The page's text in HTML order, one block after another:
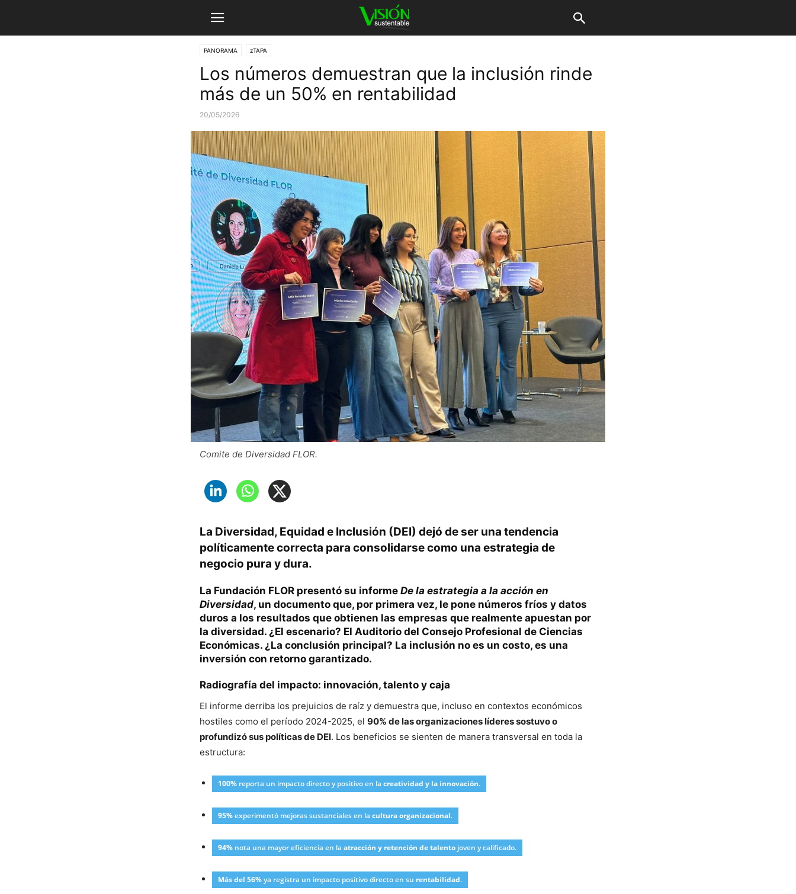
PANORAMA zTAPA
Los números demuestran que la inclusión rinde
más de un 50% en rentabilidad
20/05/2026
Comite de Diversidad FLOR.
La Diversidad, Equidad e Inclusión (DEI) dejó de ser una tendencia
políticamente correcta para consolidarse como una estrategia de
negocio pura y dura.
La Fundación FLOR presentó su informe De la estrategia a la acción en
Diversidad, un documento que, por primera vez, le pone números fríos y datos
duros a los resultados que obtienen las empresas que realmente apuestan por
la diversidad. ¿El escenario? El Auditorio del Consejo Profesional de Ciencias
Económicas. ¿La conclusión principal? La inclusión no es un costo, es una
inversión con retorno garantizado.
Radiografía del impacto: innovación, talento y caja
El informe derriba los prejuicios de raíz y demuestra que, incluso en contextos económicos
hostiles como el período 2024-2025, el 90% de las organizaciones líderes sostuvo o
profundizó sus políticas de DEI. Los beneficios se sienten de manera transversal en toda la
estructura:
100% reporta un impacto directo y positivo en la creatividad y la innovación.
95%experimentó mejoras sustanciales en la cultura organizacional.
94% nota una mayor eficiencia en la atracción y retención de talento joven y calificado.
Más del 56%ya registra un impacto positivo directo en su rentabilidad.